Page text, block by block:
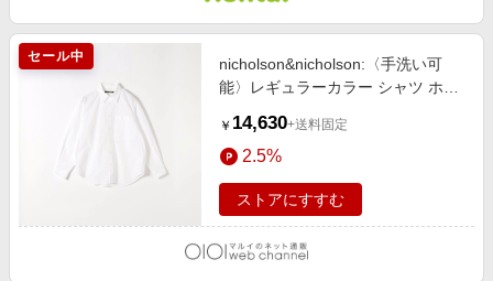
セール中
nicholson&nicholson:〈手洗い可
能〉レギュラーカラー シャツ ホワ
￥ 14,630+送料固定
2.5%
ストアにすすむ